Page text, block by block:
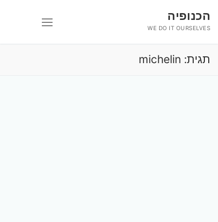
לתוכןהכנופיה
WE DO IT OURSELVES
תגית: michelin